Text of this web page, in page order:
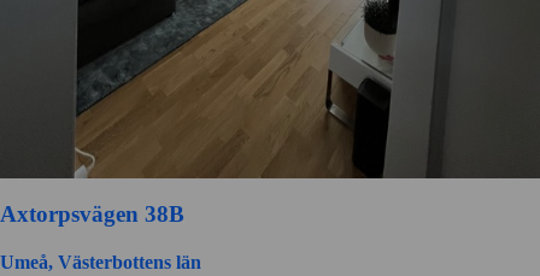
Axtorpsvägen 38B
Umeå, Västerbottens län